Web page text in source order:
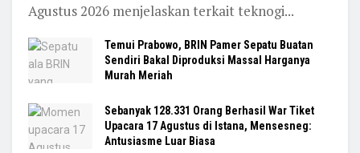
Agustus 2026 menjelaskan terkait teknogi...
Temui Prabowo, BRIN Pamer Sepatu Buatan
Sendiri Bakal Diproduksi Massal Harganya
Murah Meriah
Sebanyak 128.331 Orang Berhasil War Tiket
Upacara 17 Agustus di Istana, Mensesneg:
Antusiasme Luar Biasa